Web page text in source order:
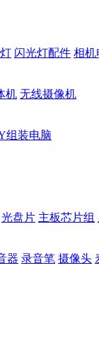
闪光灯配件 相机
机 无线摄像机
组装电脑
光盘片 主板芯片组
器 录音笔 摄像头